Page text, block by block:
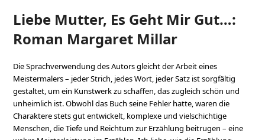
Liebe Mutter, Es Geht Mir Gut…:
Roman Margaret Millar
Die Sprachverwendung des Autors gleicht der Arbeit eines
Meistermalers – jeder Strich, jedes Wort, jeder Satz ist sorgfältig
gestaltet, um ein Kunstwerk zu schaffen, das zugleich schön und
unheimlich ist. Obwohl das Buch seine Fehler hatte, waren die
Charaktere stets gut entwickelt, komplexe und vielschichtige
Menschen, die Tiefe und Reichtum zur Erzählung beitrugen – eine